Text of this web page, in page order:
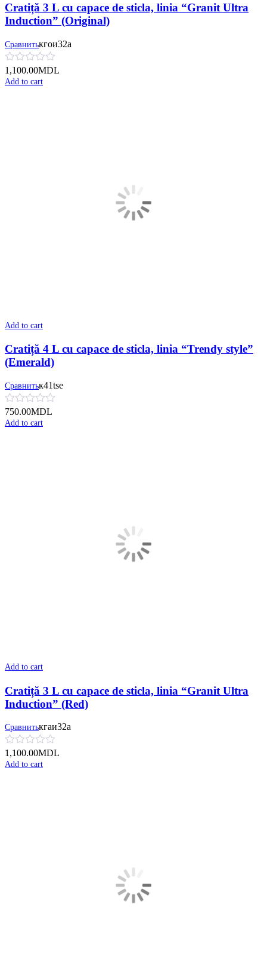
Cratiță 3 L cu capace de sticla, linia “Granit Ultra
Induction” (Original)
Сравнитькгои32а
1,100.00MDL
Add to cart
Add to cart
Cratiță 4 L cu сapace de sticla, linia “Trendy style”
(Emerald)
Сравнитьк41tse
750.00MDL
Add to cart
Add to cart
Cratiță 3 L cu capace de sticla, linia “Granit Ultra
Induction” (Red)
Сравнитькгаи32а
1,100.00MDL
Add to cart